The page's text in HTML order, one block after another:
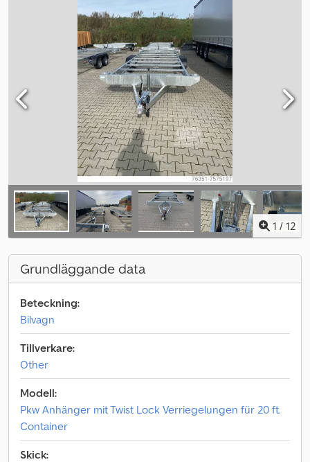
1 / 12
Grundläggande data
Beteckning:
Bilvagn
Tillverkare:
Other
Modell:
Pkw Anhänger mit Twist Lock Verriegelungen für 20 ft.
Container
Skick: